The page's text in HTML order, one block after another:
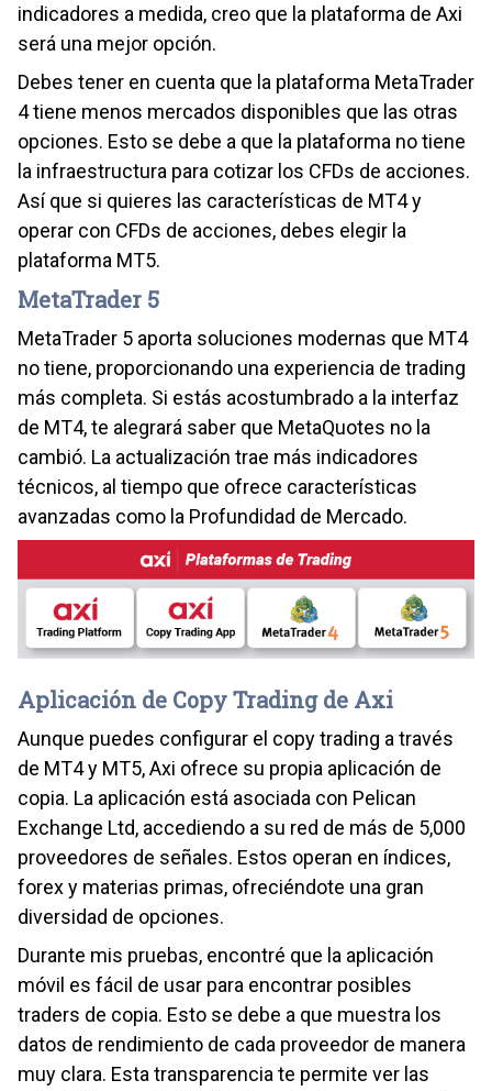
indicadores a medida, creo que la plataforma de Axi
será una mejor opción.
Debes tener en cuenta que la plataforma MetaTrader
4 tiene menos mercados disponibles que las otras
opciones. Esto se debe a que la plataforma no tiene
la infraestructura para cotizar los CFDs de acciones.
Así que si quieres las características de MT4 y
operar con CFDs de acciones, debes elegir la
plataforma MT5.
MetaTrader 5
MetaTrader 5 aporta soluciones modernas que MT4
no tiene, proporcionando una experiencia de trading
más completa. Si estás acostumbrado a la interfaz
de MT4, te alegrará saber que MetaQuotes no la
cambió. La actualización trae más indicadores
técnicos, al tiempo que ofrece características
avanzadas como la Profundidad de Mercado.
Aplicación de Copy Trading de Axi
Aunque puedes configurar el copy trading a través
de MT4 y MT5, Axi ofrece su propia aplicación de
copia. La aplicación está asociada con Pelican
Exchange Ltd, accediendo a su red de más de 5,000
proveedores de señales. Estos operan en índices,
forex y materias primas, ofreciéndote una gran
diversidad de opciones.
Durante mis pruebas, encontré que la aplicación
móvil es fácil de usar para encontrar posibles
traders de copia. Esto se debe a que muestra los
datos de rendimiento de cada proveedor de manera
muy clara. Esta transparencia te permite ver las